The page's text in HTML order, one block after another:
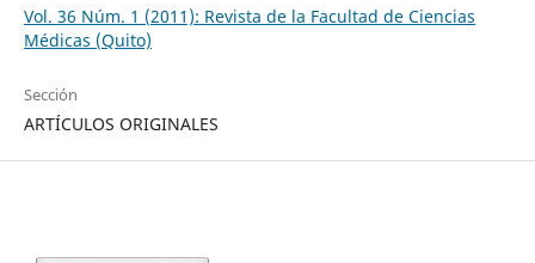
Vol. 36 Núm. 1 (2011): Revista de la Facultad de Ciencias
Médicas (Quito)
Sección
ARTÍCULOS ORIGINALES